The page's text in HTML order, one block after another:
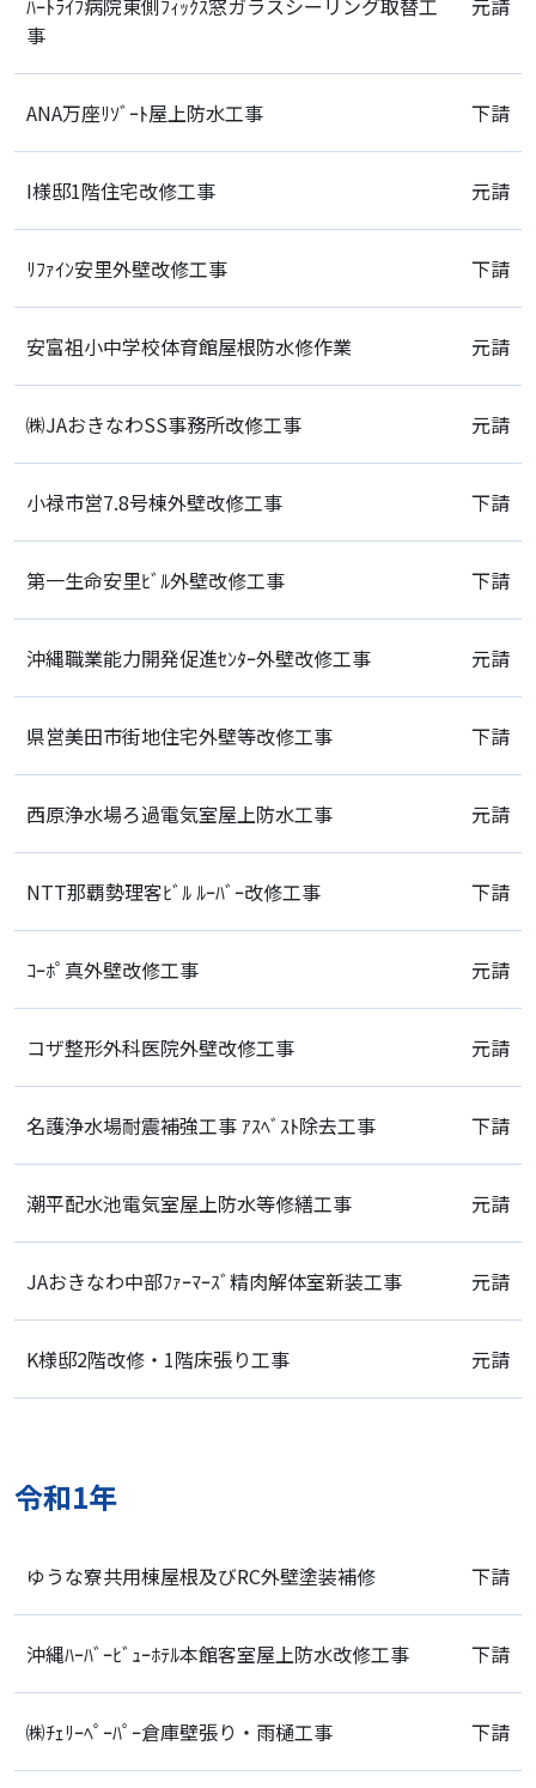
ﾊｰﾄﾗｲﾌ病院東側ﾌｨｯｸｽ窓ガラスシーリング取替工
事
元請
ANA万座ﾘｿﾞｰﾄ屋上防水工事 下請
I様邸1階住宅改修工事 元請
ﾘﾌｧｲﾝ安里外壁改修工事 下請
安富祖小中学校体育館屋根防水修作業 元請
㈱JAおきなわSS事務所改修工事 元請
小禄市営7.8号棟外壁改修工事 下請
第一生命安里ﾋﾞﾙ外壁改修工事 下請
沖縄職業能力開発促進ｾﾝﾀｰ外壁改修工事 元請
県営美田市街地住宅外壁等改修工事 下請
西原浄水場ろ過電気室屋上防水工事 元請
NTT那覇勢理客ﾋﾞﾙ ﾙｰﾊﾞｰ改修工事 下請
ｺｰﾎﾟ真外壁改修工事 元請
コザ整形外科医院外壁改修工事 元請
名護浄水場耐震補強工事 ｱｽﾍﾞｽﾄ除去工事 下請
潮平配水池電気室屋上防水等修繕工事 元請
JAおきなわ中部ﾌｧｰﾏｰｽﾞ精肉解体室新装工事 元請
K様邸2階改修・1階床張り工事 元請
令和1年
ゆうな寮共用棟屋根及びRC外壁塗装補修 下請
沖縄ﾊｰﾊﾞｰﾋﾞｭｰﾎﾃﾙ本館客室屋上防水改修工事 下請
㈱ﾁｪﾘｰﾍﾟｰﾊﾟｰ倉庫壁張り・雨樋工事 下請